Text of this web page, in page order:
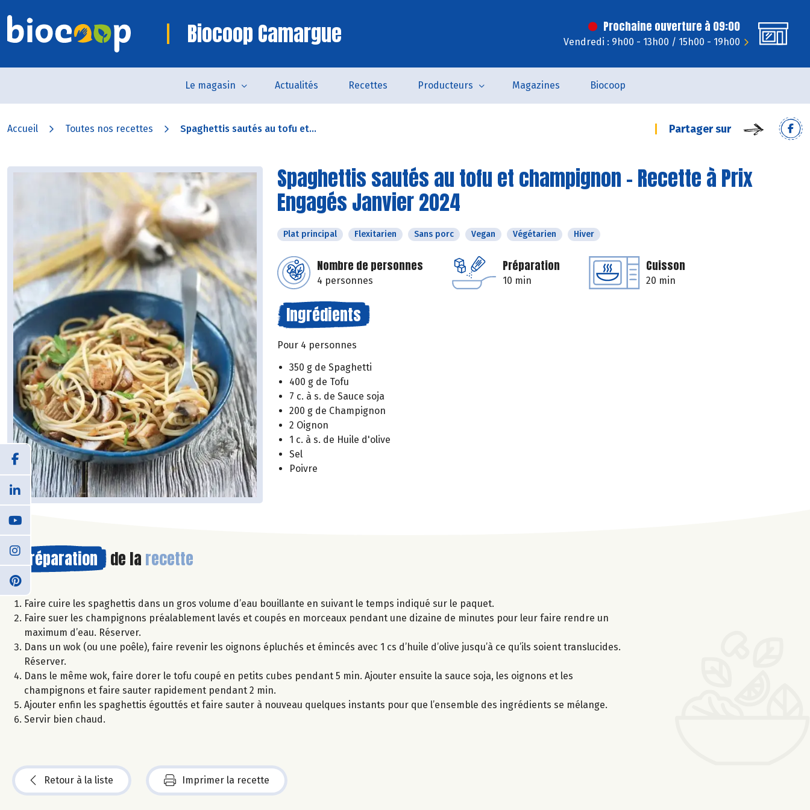
Biocoop Camargue Prochaine ouverture à 09:00
Vendredi : 9h00 - 13h00 / 15h00 - 19h00
Le magasin Actualités Recettes Producteurs Magazines Biocoop
Accueil Toutes nos recettes Spaghettis sautés au tofu et... Partager sur
Spaghettis sautés au tofu et champignon - Recette à Prix
Engagés Janvier 2024
Plat principal Flexitarien Sans porc Vegan Végétarien Hiver
Nombre de personnes
4 personnes
Préparation
10 min
Cuisson
20 min
Ingrédients
Pour 4 personnes
350 g de Spaghetti
400 g de Tofu
7 c. à s. de Sauce soja
200 g de Champignon
2 Oignon
1 c. à s. de Huile d'olive
Sel
Poivre
Préparation de la recette
Faire cuire les spaghettis dans un gros volume d’eau bouillante en suivant le temps indiqué sur le paquet.
Faire suer les champignons préalablement lavés et coupés en morceaux pendant une dizaine de minutes pour leur faire rendre un
maximum d’eau. Réserver.
Dans un wok (ou une poêle), faire revenir les oignons épluchés et émincés avec 1 cs d’huile d’olive jusqu’à ce qu’ils soient translucides.
Réserver.
Dans le même wok, faire dorer le tofu coupé en petits cubes pendant 5 min. Ajouter ensuite la sauce soja, les oignons et les
champignons et faire sauter rapidement pendant 2 min.
Ajouter enfin les spaghettis égouttés et faire sauter à nouveau quelques instants pour que l’ensemble des ingrédients se mélange.
Servir bien chaud.
Retour à la liste Imprimer la recette